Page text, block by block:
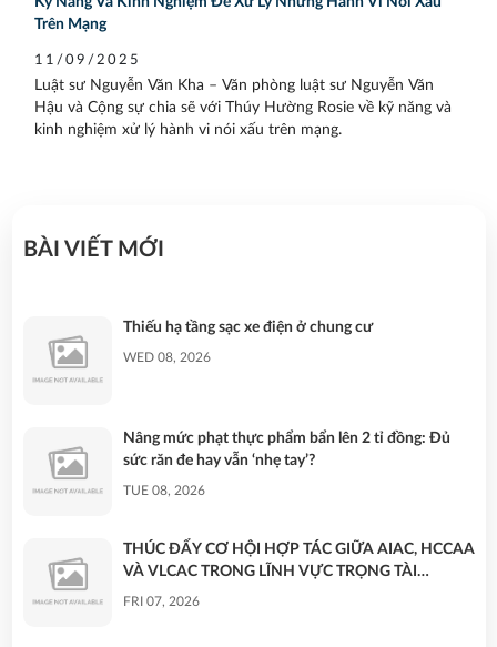
Trên Mạng
11/09/2025
Luật sư Nguyễn Văn Kha – Văn phòng luật sư Nguyễn Văn
Hậu và Cộng sự chia sẽ với Thúy Hường Rosie về kỹ năng và
kinh nghiệm xử lý hành vi nói xấu trên mạng.
BÀI VIẾT MỚI
Thiếu hạ tầng sạc xe điện ở chung cư
WED 08, 2026
Nâng mức phạt thực phẩm bẩn lên 2 tỉ đồng: Đủ
sức răn đe hay vẫn ‘nhẹ tay’?
TUE 08, 2026
THÚC ĐẨY CƠ HỘI HỢP TÁC GIỮA AIAC, HCCAA
VÀ VLCAC TRONG LĨNH VỰC TRỌNG TÀI
THƯƠNG MẠI - PROMOTING COOPERATION
FRI 07, 2026